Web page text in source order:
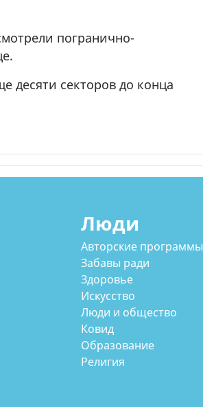
погранично-
десяти секторов до конца
Люди
Авторские программы
Забавы ради
Здоровье
Искусство
Люди и общество
Ковид
Образование
Религия